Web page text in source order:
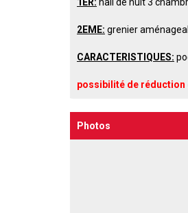
2EME: grenier
CARACTERISTIQUES:
possibilité de réduction
Photos